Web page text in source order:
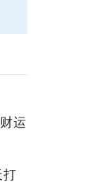
运
打